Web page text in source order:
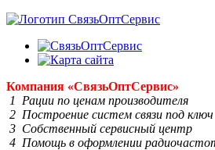
Компания «СвязьОптСервис»
1 Рации по ценам производителя
2 Построение систем связи под ключ
3 Собственный сервисный центр
4 Помощь в оформлении